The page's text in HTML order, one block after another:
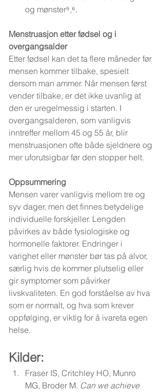
og mønster⁵,⁶.
Menstruasjon etter fødsel og i
overgangsalder
Etter fødsel kan det ta flere måneder før
mensen kommer tilbake, spesielt
dersom man ammer. Når mensen først
vender tilbake, er det ikke uvanlig at
den er uregelmessig i starten. I
overgangsalderen, som vanligvis
inntreffer mellom 45 og 55 år, blir
menstruasjonen ofte både sjeldnere og
mer uforutsigbar før den stopper helt.
Oppsummering
Mensen varer vanligvis mellom tre og
syv dager, men det finnes betydelige
individuelle forskjeller. Lengden
påvirkes av både fysiologiske og
hormonelle faktorer. Endringer i
varighet eller mønster bør tas på alvor,
særlig hvis de kommer plutselig eller
gir symptomer som påvirker
livskvaliteten. En god forståelse av hva
som er normalt, og hva som krever
oppfølging, er viktig for å ivareta egen
helse.
Kilder:
Fraser IS, Critchley HO, Munro
MG, Broder M. Can we achieve